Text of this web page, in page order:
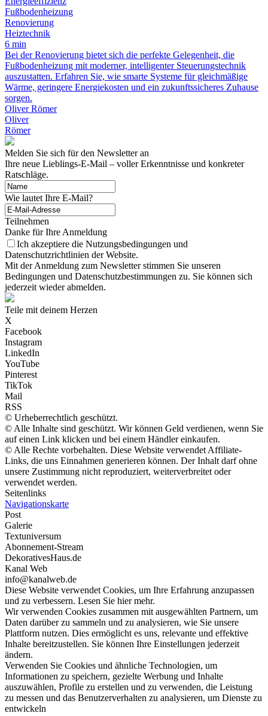
Fußbodenheizung
Renovierung
Heiztechnik
6 min
Bei der Renovierung bietet sich die perfekte Gelegenheit, die
Fußbodenheizung mit moderner, intelligenter Steuerungstechnik
auszustatten. Erfahren Sie, wie smarte Systeme für gleichmäßige
Wärme, geringere Energiekosten und ein zukunftssicheres Zuhause
sorgen.
Oliver Römer
Oliver
Römer
Melden Sie sich für den Newsletter an
Ihre neue Lieblings-E-Mail – voller Erkenntnisse und konkreter
Ratschläge.
Wie lautet Ihre E-Mail?
Teilnehmen
Danke für Ihre Anmeldung
Ich akzeptiere die Nutzungsbedingungen und
Datenschutzrichtlinien der Website.
Mit der Anmeldung zum Newsletter stimmen Sie unseren
Bedingungen und Datenschutzbestimmungen zu. Sie können sich
jederzeit wieder abmelden.
Teile mit deinem Herzen
X
Facebook
Instagram
LinkedIn
YouTube
Pinterest
TikTok
Mail
RSS
© Urheberrechtlich geschützt.
© Alle Inhalte sind geschützt. Wir können Geld verdienen, wenn Sie
auf einen Link klicken und bei einem Händler einkaufen.
© Alle Rechte vorbehalten. Diese Website verwendet Affiliate-
Links, die uns Einnahmen generieren können. Der Inhalt darf ohne
unsere Zustimmung nicht reproduziert, weiterverbreitet oder
verwendet werden.
Seitenlinks
Navigationskarte
Post
Galerie
Textuniversum
Abonnement-Stream
DekorativesHaus.de
Kanal Web
info@kanalweb.de
Diese Website verwendet Cookies, um Ihre Erfahrung anzupassen
und zu verbessern. Lesen Sie hier mehr.
Wir verwenden Cookies zusammen mit ausgewählten Partnern, um
Daten darüber zu sammeln und zu analysieren, wie Sie unsere
Plattform nutzen. Dies ermöglicht es uns, relevante und effektive
Inhalte bereitzustellen. Sie können Ihre Einstellungen jederzeit
ändern.
Verwenden Sie Cookies und ähnliche Technologien, um
Informationen zu speichern, gezielte Werbung und Inhalte
auszuwählen, Profile zu erstellen und zu verwenden, die Leistung
zu messen und das Benutzerverhalten zu analysieren, um Dienste zu
entwickeln